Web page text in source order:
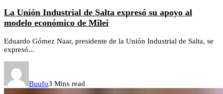
La Unión Industrial de Salta expresó su apoyo al
modelo económico de Milei
Eduardo Gómez Naar, presidente de la Unión Industrial de Salta, se
expresó...
Buufo3 Mins read